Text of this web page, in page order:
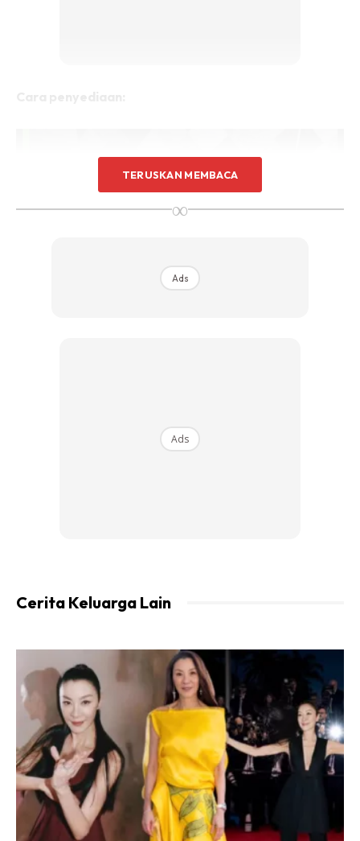
Cara penyediaan:
2 /3 helai daun pandan(blend ngn 1 cwn air)sy guna daun
pndan lebaq2.. lebihkan pun xpa
Ads
TERUSKAN MEMBACA
∞
Ads
Ads
Cerita Keluarga Lain